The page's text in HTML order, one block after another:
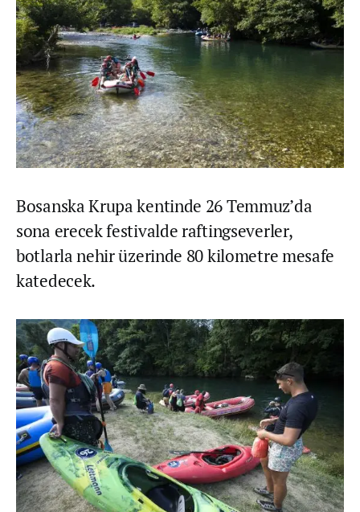
Bosanska Krupa kentinde 26 Temmuz’da
sona erecek festivalde raftingseverler,
botlarla nehir üzerinde 80 kilometre mesafe
katedecek.